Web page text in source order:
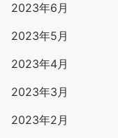
2023年6月
2023年5月
2023年4月
2023年3月
2023年2月